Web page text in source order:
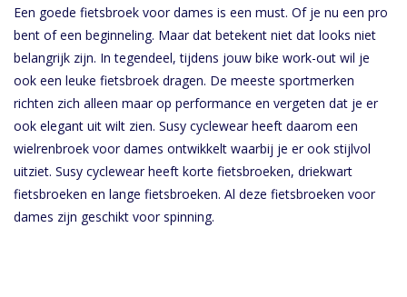
Dames fietsbroeken
Dames fietsjacks / gilets
Dames fietspakjes
Base layers
Accessoires
Een goede fietsbroek voor dames is een must. Of je nu een pro
bent of een beginneling. Maar dat betekent niet dat looks niet
belangrijk zijn. In tegendeel, tijdens jouw bike work-out wil je
ook een leuke fietsbroek dragen. De meeste sportmerken
richten zich alleen maar op performance en vergeten dat je er
ook elegant uit wilt zien. Susy cyclewear heeft daarom een
wielrenbroek voor dames ontwikkelt waarbij je er ook stijlvol
uitziet. Susy cyclewear heeft korte fietsbroeken, driekwart
fietsbroeken en lange fietsbroeken. Al deze fietsbroeken voor
dames zijn geschikt voor spinning.